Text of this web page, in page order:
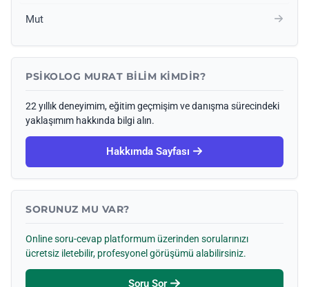
Mut
PSIKOLOG MURAT BILIM KIMDIR?
22 yıllık deneyimim, eğitim geçmişim ve danışma sürecindeki
yaklaşımım hakkında bilgi alın.
Hakkımda Sayfası
SORUNUZ MU VAR?
Online soru-cevap platformum üzerinden sorularınızı
ücretsiz iletebilir, profesyonel görüşümü alabilirsiniz.
Soru Sor